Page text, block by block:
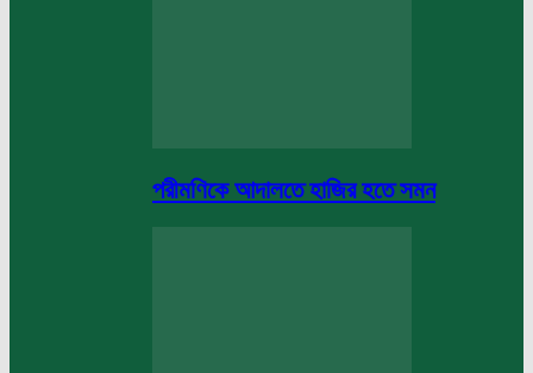
পরীমণিকে আদালতে হাজির হতে সমন